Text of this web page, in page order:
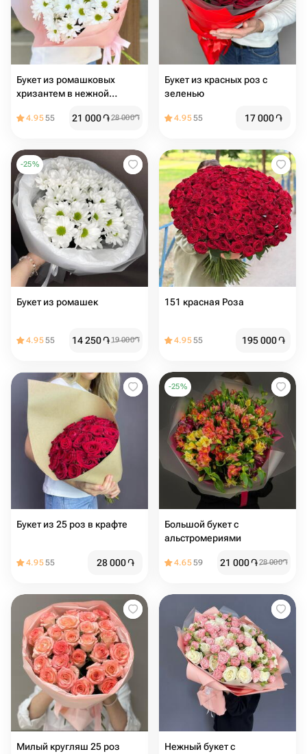
Букет из ромашковых
хризантем в нежной
4.9555 21 000֏28 000֏
Букет из красных роз с
зеленью
4.9555 17 000֏
-25%
Букет из ромашек
4.9555 14 250֏19 000֏
151 красная Роза
4.9555 195 000֏
Букет из 25 роз в крафте
4.9555 28 000֏
-25%
Большой букет с
альстромериями
4.6559 21 000֏28 000֏
Милый кругляш 25 роз Нежный букет с